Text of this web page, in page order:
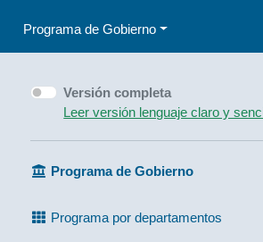
Programa de Gobierno
Versión completa
Leer versión lenguaje claro y
Programa de Gobierno
Programa por departamentos